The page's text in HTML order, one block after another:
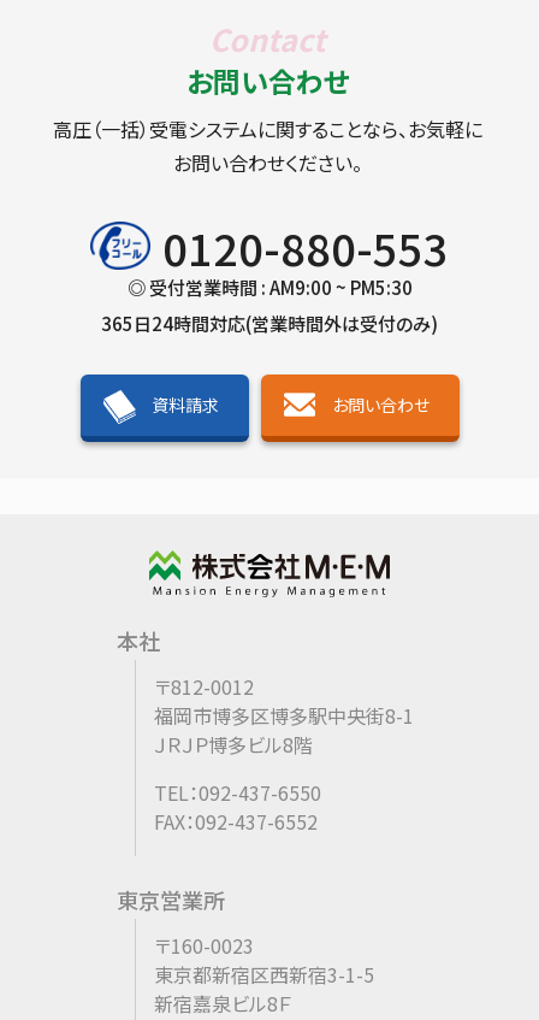
お問い合わせ
高圧（一括）受電システムに関することなら、お気軽に
お問い合わせください。
0120-880-553
◎ 受付営業時間 : AM9:00 ~ PM5:30
365日24時間対応(営業時間外は受付のみ)
資料請求 お問い合わせ
本社
〒812-0012
福岡市博多区博多駅中央街8-1
ＪＲＪＰ博多ビル8階
TEL：092-437-6550
FAX：092-437-6552
東京営業所
〒160-0023
東京都新宿区西新宿3-1-5
新宿嘉泉ビル8Ｆ